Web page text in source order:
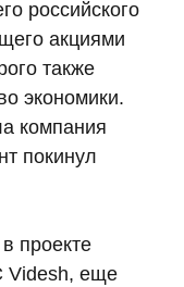
российского
акциями
также
экономики.
компания
покинул
проекте
Videsh, еще